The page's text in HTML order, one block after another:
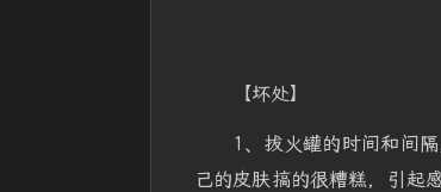
【坏处】
1、拔火罐的时间和间
己的皮肤搞的很糟糕，引起